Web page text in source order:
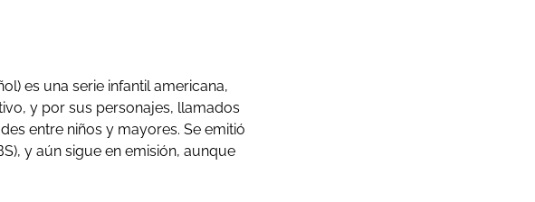
es una serie infantil americana,
y por sus personajes, llamados
entre niños y mayores. Se emitió
y aún sigue en emisión, aunque